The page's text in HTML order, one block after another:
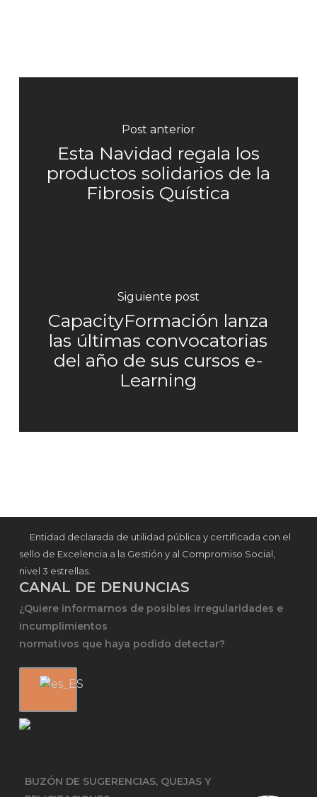
Post anterior
Esta Navidad regala los
productos solidarios de la
Fibrosis Quística
Siguiente post
CapacityFormación lanza
las últimas convocatorias
del año de sus cursos e-
Learning
Entidad declarada de utilidad pública y certificada con el
sello de Excelencia a la Gestión y al Compromiso Social,
nivel 3 estrellas.
CANAL DE DENUNCIAS
¿Quiere informarnos de posibles irregularidades e
incumplimientos
normativos que haya podido detectar?
BUZÓN DE SUGERENCIAS, QUEJAS Y